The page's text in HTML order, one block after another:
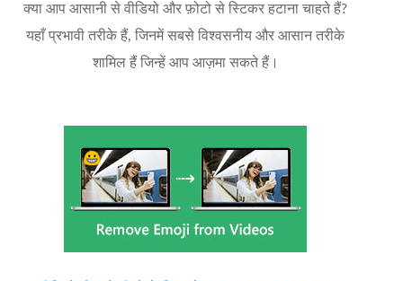
क्या आप आसानी से वीडियो और फ़ोटो से स्टिकर हटाना चाहते हैं?
यहाँ प्रभावी तरीके हैं, जिनमें सबसे विश्वसनीय और आसान तरीके
शामिल हैं जिन्हें आप आज़मा सकते हैं।